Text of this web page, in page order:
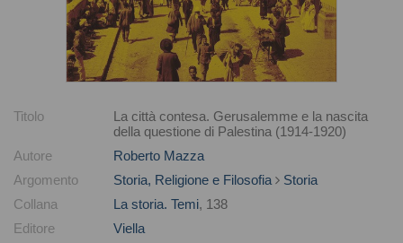
Titolo
La città contesa. Gerusalemme e la nascita
della questione di Palestina (1914-1920)
Autore
Roberto Mazza
Argomento
Storia, Religione e Filosofia
Storia
Collana
La storia. Temi, 138
Editore
Viella